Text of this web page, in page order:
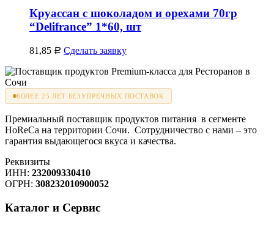
Круассан с шоколадом и орехами 70гр
“Delifrance” 1*60, шт
81,85 Р Сделать заявку
БОЛЕЕ 25 ЛЕТ БЕЗУПРЕЧНЫХ ПОСТАВОК
Премиальный поставщик продуктов питания в сегменте
HoReCa на территории Сочи. Сотрудничество с нами – это
гарантия выдающегося вкуса и качества.
Реквизиты
ИНН: 232009330410
ОГРН: 308232010900052
Каталог и Сервис